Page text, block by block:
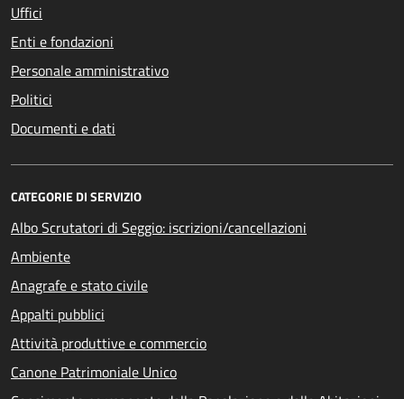
Uffici
Enti e fondazioni
Personale amministrativo
Politici
Documenti e dati
CATEGORIE DI SERVIZIO
Albo Scrutatori di Seggio: iscrizioni/cancellazioni
Ambiente
Anagrafe e stato civile
Appalti pubblici
Attività produttive e commercio
Canone Patrimoniale Unico